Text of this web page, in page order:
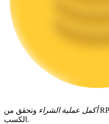
التوقيع المساحي
عوائد عالية والوصول الفوري
أكمل عملية الشراء وتحقق من RPLS في محفظتك لبدء التداول أو
الكسب.